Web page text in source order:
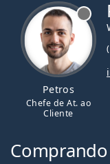
Petros
Chefe de At. ao
Cliente